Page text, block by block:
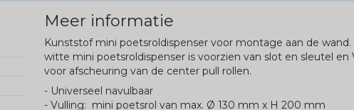
Meer informatie
Kunststof mini poetsroldispenser voor montage aan de wand.
witte mini poetsroldispenser is voorzien van slot en sleutel en
voor afscheuring van de center pull rollen.
- Universeel navulbaar
- Vulling: mini poetsrol van max. Ø 130 mm x H 200 mm